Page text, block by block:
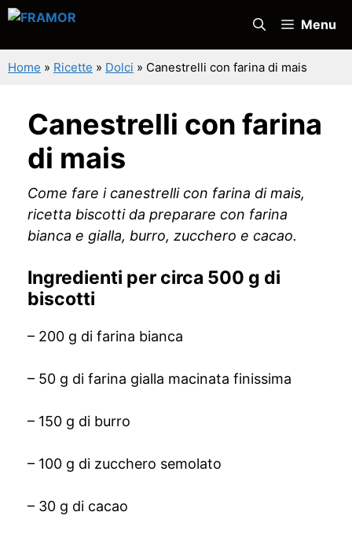
Vai
contenuto
Menu
Home » Ricette » Dolci » Canestrelli con farina di mais
Canestrelli con farina
di mais
Come fare i canestrelli con farina di mais,
ricetta biscotti da preparare con farina
bianca e gialla, burro, zucchero e cacao.
Ingredienti per circa 500 g di
biscotti
– 200 g di farina bianca
– 50 g di farina gialla macinata finissima
– 150 g di burro
– 100 g di zucchero semolato
– 30 g di cacao